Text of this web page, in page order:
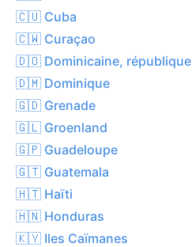
🇨🇺 Cuba
🇨🇼 Curaçao
🇩🇴 Dominicaine, république
🇩🇲 Dominique
🇬🇩 Grenade
🇬🇱 Groenland
🇬🇵 Guadeloupe
🇬🇹 Guatemala
🇭🇹 Haïti
🇭🇳 Honduras
🇰🇾 Iles Caïmanes